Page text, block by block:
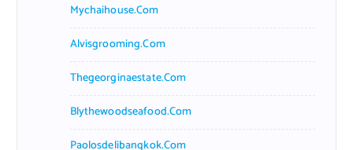
Mychaihouse.com
Alvisgrooming.com
Thegeorginaestate.com
Blythewoodseafood.com
Paolosdelibangkok.com